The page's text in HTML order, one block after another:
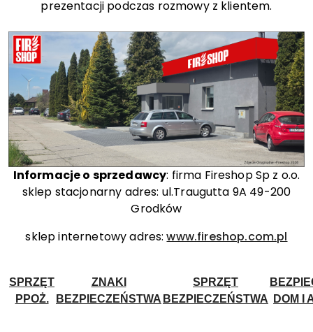
prezentacji podczas rozmowy z klientem.
Informacje o sprzedawcy: firma Fireshop Sp z o.o.
sklep stacjonarny adres: ul.Traugutta 9A 49-200
Grodków
sklep internetowy adres:www.fireshop.com.pl
SPRZĘT
PPOŻ.
ZNAKI
BEZPIECZEŃSTWA
SPRZĘT
BEZPIECZEŃSTWA
DOM I